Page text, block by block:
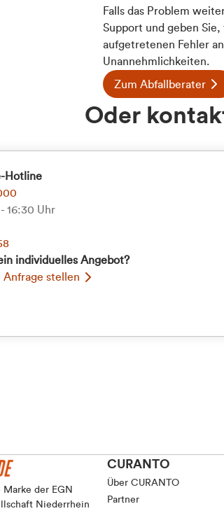
Falls das Problem
Support und geben
aufgetretenen Fehler
Unannehmlichkeiten.
Zum Abfallberater
Oder
Hotline
16:30 Uhr
individuelles Angebot?
Anfrage stellen
Marke der EGN
Niederrhein
CURANTO
Über CURANTO
Partner